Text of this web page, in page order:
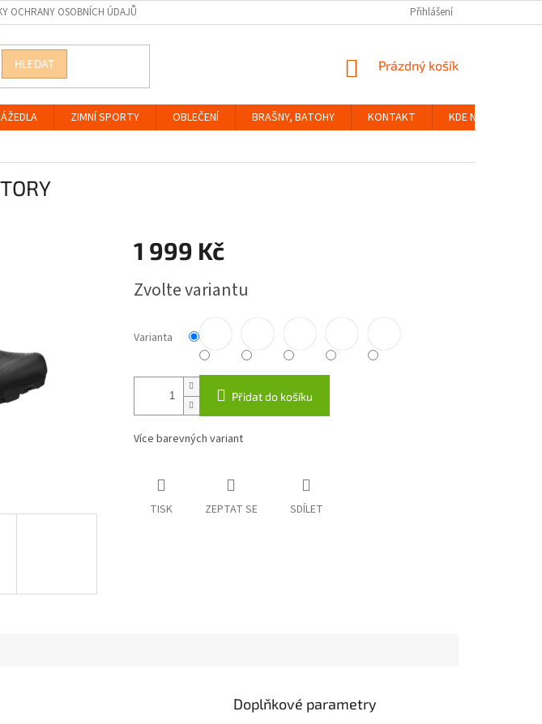
OCHRANY OSOBNÍCH ÚDAJŮ Přihlášení
HLEDAT
NÁKUPNÍ
Prázdný košík
ZIMNÍ SPORTY OBLEČENÍ BRAŠNY, BATOHY KONTAKT
KDE NÁS NAJDETE
1 999 Kč
cena:
Zvolte variantu
Varianta
Přidat do košíku
Více barevných variant
TISK ZEPTAT SE SDÍLET
Doplňkové parametry